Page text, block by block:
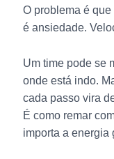
O problema é que
é ansiedade.
Um time pode se
onde está indo.
cada passo vira
É como remar
importa a energia